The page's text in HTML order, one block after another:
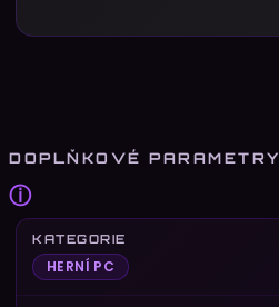
DOPLŇKOVÉ PARAMETRY
ⓘ
KATEGORIE
HERNÍ PC